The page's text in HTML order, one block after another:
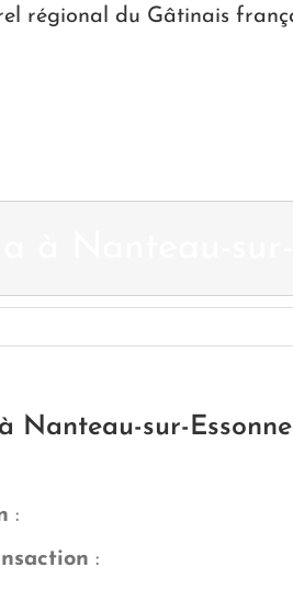
Nanteau-sur-Essonne
:
: